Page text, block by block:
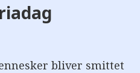
bliver smittet